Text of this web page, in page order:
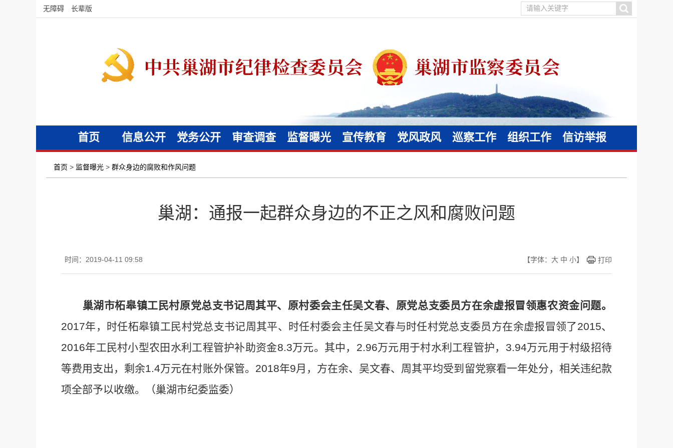
无障碍 长辈版
首页 信息公开 党务公开 审查调查 监督曝光 宣传教育 党风政风 巡察工作 组织工作 信访举报
首页 > 监督曝光 > 群众身边的腐败和作风问题
巢湖：通报一起群众身边的不正之风和腐败问题
时间：2019-04-11 09:58 【字体： 大 中 小】 打印
巢湖市柘皋镇工民村原党总支书记周其平、原村委会主任吴文春、原党总支委员方在余虚报冒领惠农资金问题。
2017年，时任柘皋镇工民村党总支书记周其平、时任村委会主任吴文春与时任村党总支委员方在余虚报冒领了2015、
2016年工民村小型农田水利工程管护补助资金8.3万元。其中， 2.96万元用于村水利工程管护， 3.94万元用于村级招待
等费用支出，剩余1.4万元在村账外保管。 2018年9月，方在余、吴文春、周其平均受到留党察看一年处分， 相关违纪款
项全部予以收缴。（巢湖市纪委监委）